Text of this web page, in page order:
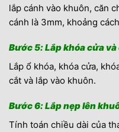
lắp cánh vào khuôn, căn
cánh là 3mm, khoảng
Bước 5: Lắp khóa cửa
Lắp ổ khóa, khóa cửa,
cắt và lắp vào khuôn.
Bước 6: Lắp nẹp lên
Tính toán chiều dài của